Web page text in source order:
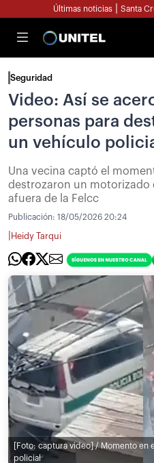
Últimas noticias Santa
Seguridad
Video: Así se
personas para
un vehículo
Una vecina captó el
destrozaron un motorizado
afuera de la Felcc
Publicación: 18/05/2026 20:24
Heidy Tarqui
[Foto: captura video] / Momento
policial